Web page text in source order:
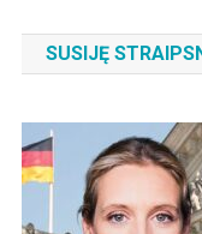
SUSIJĘ